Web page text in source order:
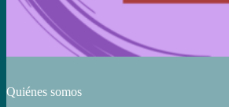
Quiénes somos